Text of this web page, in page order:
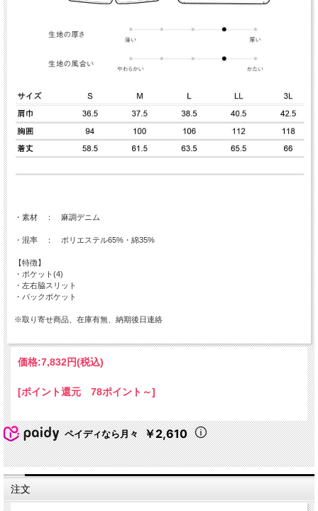
・素材 ： 麻調デニム
・混率 ： ポリエステル65%・綿35%
【特徴】
・ポケット(4)
・左右脇スリット
・バックポケット
※取り寄せ商品、在庫有無、納期後日連絡
価格:7,832円(税込)
[ポイント還元 78ポイント～]
ペイディなら月々 ￥2,610
注文